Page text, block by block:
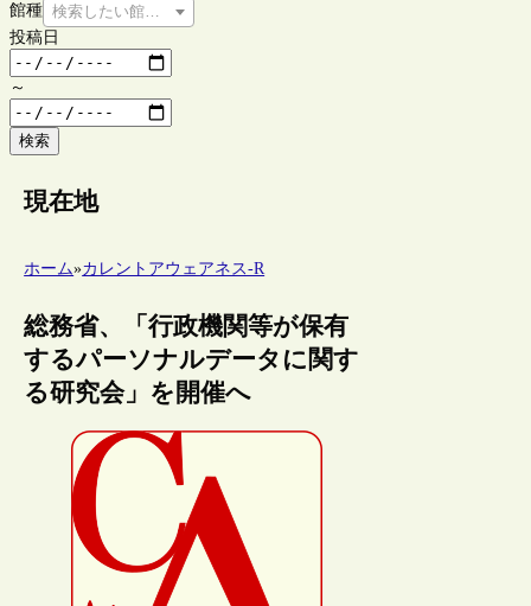
館種 検索したい館種を選択してください
投稿日
～
検索
現在地
ホーム»カレントアウェアネス-R
総務省、「行政機関等が保有
するパーソナルデータに関す
る研究会」を開催へ